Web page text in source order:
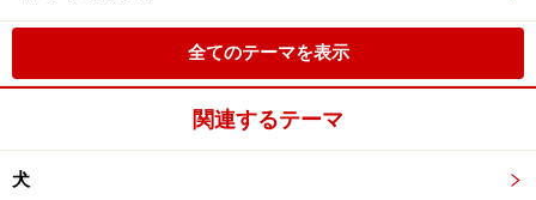
全てのテーマを表示
関連するテーマ
犬